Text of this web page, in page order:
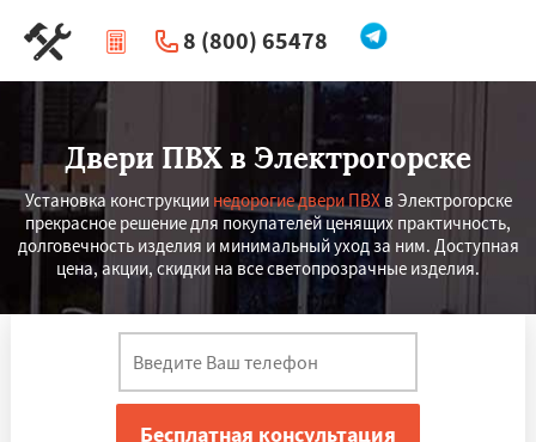
8 (800) 65478
| Перезвоните мне
Двери ПВХ в Электрогорске
Установка конструкции недорогие двери ПВХв Электрогорске
прекрасное решение для покупателей ценящих практичность,
долговечность изделия и минимальный уход за ним. Доступная
цена, акции, скидки на все светопрозрачные изделия.